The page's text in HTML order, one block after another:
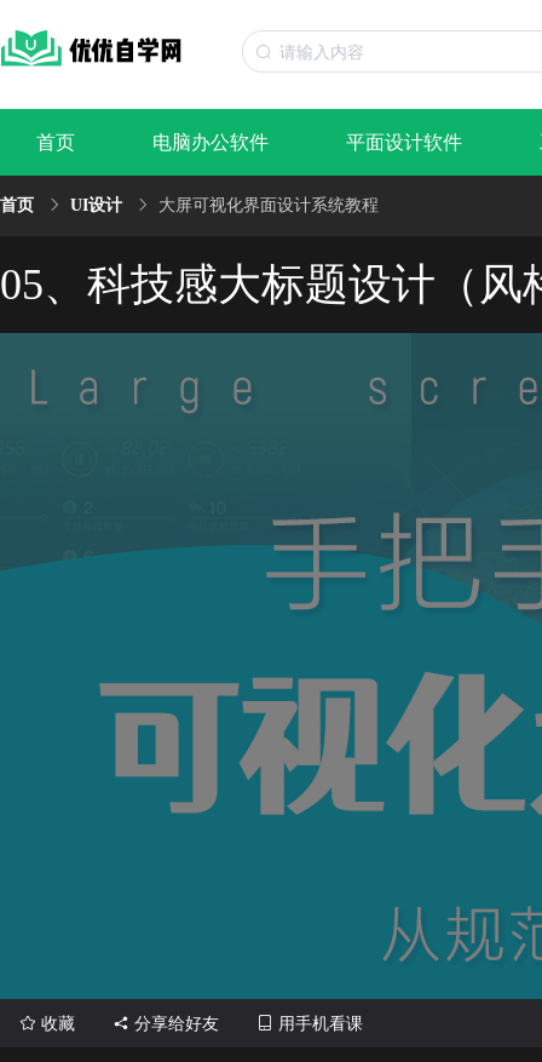
首页 电脑办公软件 平面设计软件
首页 UI设计 大屏可视化界面设计系统教程
05、科技感大标题设计（风
收藏 分享给好友 用手机看课